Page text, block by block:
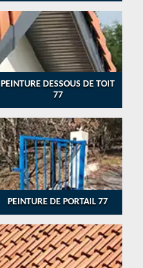
PEINTURE DESSOUS DE TOIT
77
PEINTURE DE PORTAIL 77